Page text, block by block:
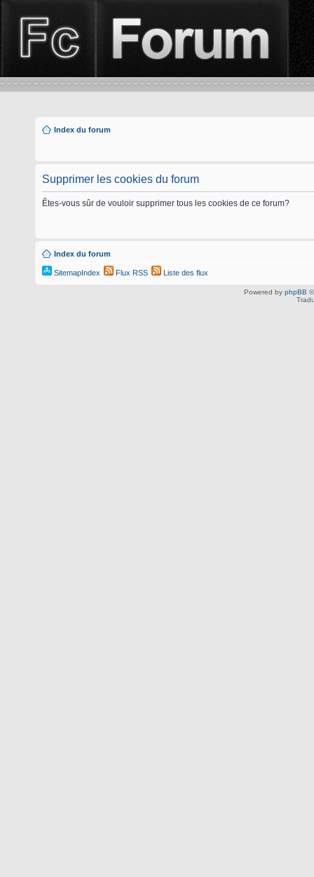
Index du forum
Supprimer les cookies du forum
Êtes-vous sûr de vouloir supprimer tous les cookies de ce forum?
Index du forum
SitemapIndex Flux RSS Liste des flux
Powered by phpBB